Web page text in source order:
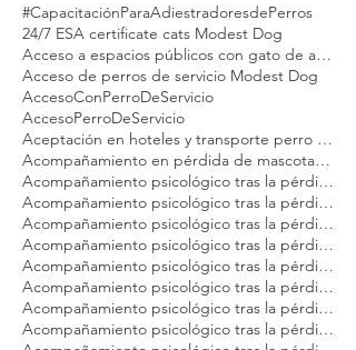
#CapacitaciónParaAdiestradoresdePerros
24/7 ESA certificate cats Modest Dog
Acceso a espacios públicos con gato de apoyo emocional
Acceso de perros de servicio Modest Dog
AccesoConPerroDeServicio
AccesoPerroDeServicio
Aceptación en hoteles y transporte perro emocional Modest Dog México
Acompañamiento en pérdida de mascotas Modest Dog México
Acompañamiento psicológico tras la pérdida de tu gato Modest Dog CDMX
Acompañamiento psicológico tras la pérdida de tu gato Modest Dog Cancún
Acompañamiento psicológico tras la pérdida de tu gato Modest Dog Guadalajara
Acompañamiento psicológico tras la pérdida de tu gato Modest Dog Los Cabos
Acompañamiento psicológico tras la pérdida de tu gato Modest Dog México
Acompañamiento psicológico tras la pérdida de tu gato Modest Dog Nuevo Vallarta
Acompañamiento psicológico tras la pérdida de tu gato Modest Dog Playa del Carmen
Acompañamiento psicológico tras la pérdida de tu gato Modest Dog Puebla